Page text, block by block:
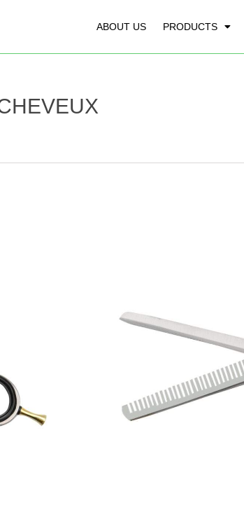
ABOUT US PRODUCTS